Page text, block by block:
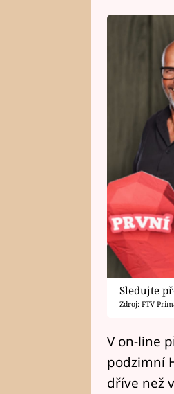
Sledujte
Zdroj: FTV
V on-line
podzimní
dříve než